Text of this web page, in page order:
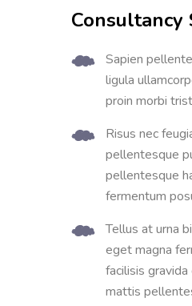
Consultancy
Sapien
ligula
proin morbi
Risus nec
pellentesque
pellentesque
fermentum
Tellus at urna
eget magna
facilisis
mattis